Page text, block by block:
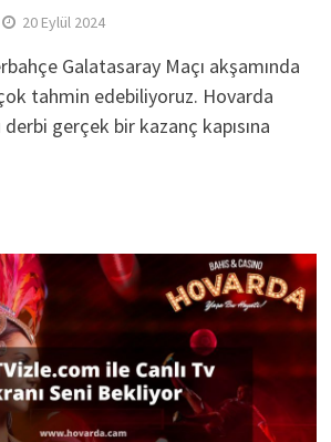
20 Eylül 2024
Galatasaray Maçı akşamında
tahmin edebiliyoruz. Hovarda
gerçek bir kazanç kapısına